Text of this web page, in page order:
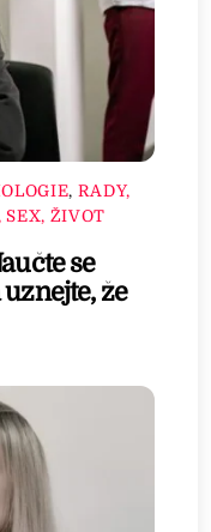
, RADY,
SEX, ŽIVOT
se
že